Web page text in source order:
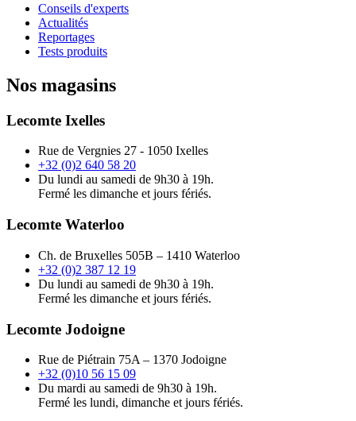
Conseils d'experts
Actualités
Reportages
Tests produits
Nos magasins
Lecomte Ixelles
Rue de Vergnies 27 - 1050 Ixelles
+32 (0)2 640 58 20
Du lundi au samedi de 9h30 à 19h.
Fermé les dimanche et jours fériés.
Lecomte Waterloo
Ch. de Bruxelles 505B – 1410 Waterloo
+32 (0)2 387 12 19
Du lundi au samedi de 9h30 à 19h.
Fermé les dimanche et jours fériés.
Lecomte Jodoigne
Rue de Piétrain 75A – 1370 Jodoigne
+32 (0)10 56 15 09
Du mardi au samedi de 9h30 à 19h.
Fermé les lundi, dimanche et jours fériés.